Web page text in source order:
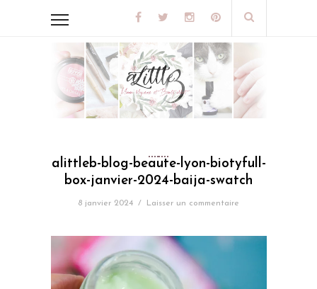
alittleb-blog-beaute-lyon-biotyfull-
box-janvier-2024-baija-swatch
8 janvier 2024 / Laisser un commentaire